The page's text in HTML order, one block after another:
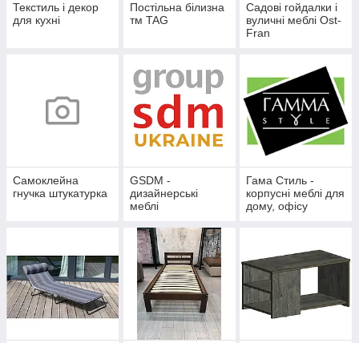
Текстиль і декор
для кухні
Постільна білизна
тм TAG
Садові гойдалки і
вуличні меблі Ost-
Fran
Самоклейна
гнучка штукатурка
GSDM -
дизайнерські
меблі
Гама Стиль -
корпусні меблі для
дому, офісу